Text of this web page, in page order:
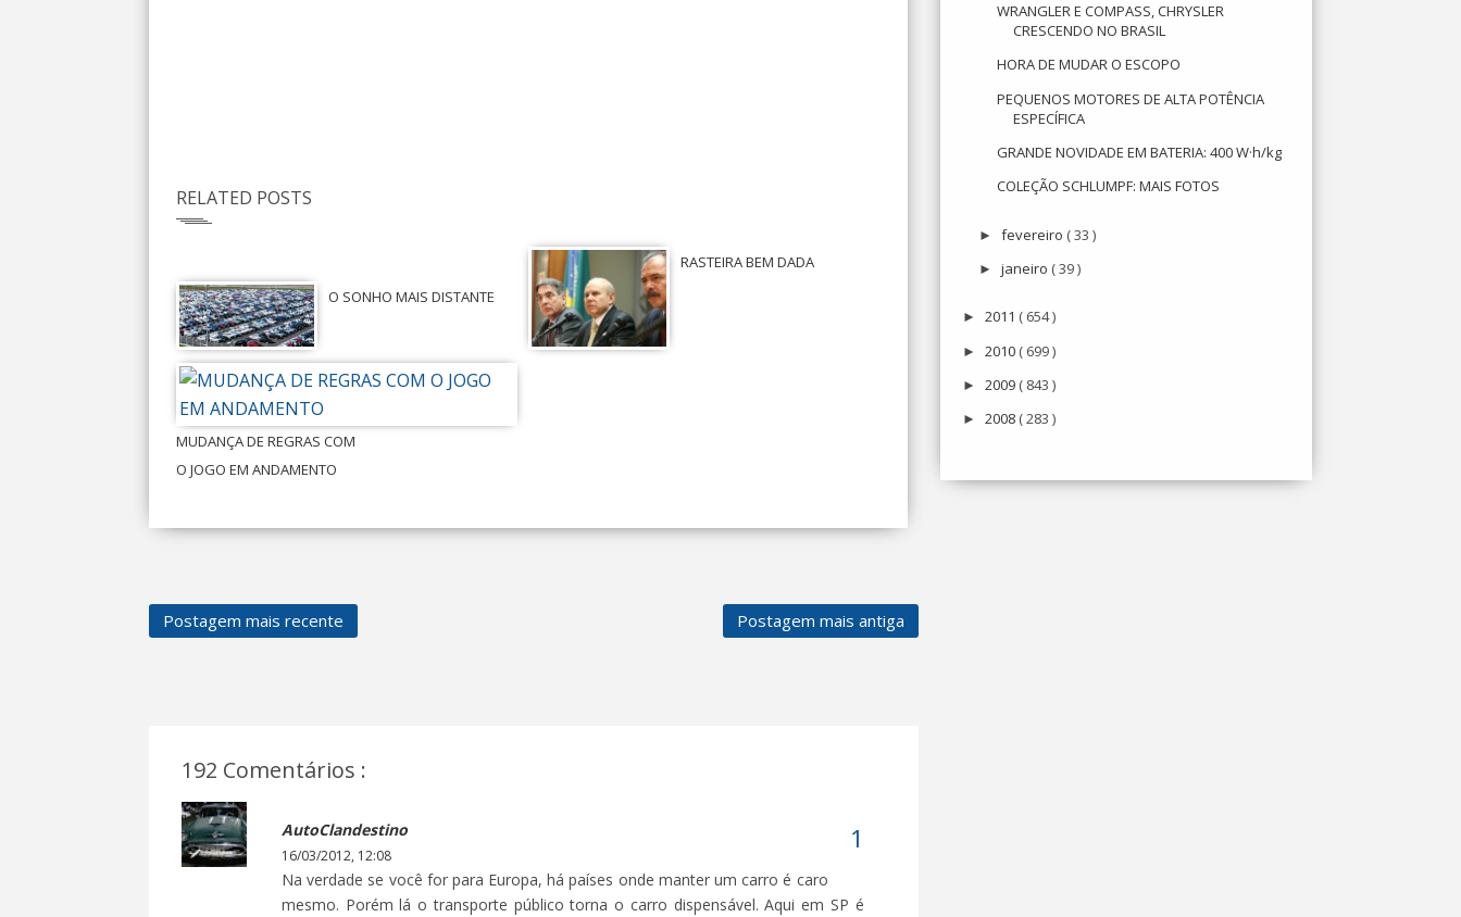
RELATED POSTS
O SONHO MAIS DISTANTE
RASTEIRA BEM DADA
MUDANÇA DE REGRAS COM
O JOGO EM ANDAMENTO
Postagem mais recente Postagem mais antiga
192 Comentários :
AutoClandestino
16/03/2012, 12:08
Na verdade se você for para Europa, há países onde manter um carro é caro
mesmo. Porém lá o transporte público torna o carro dispensável. Aqui em SP é
WRANGLER E COMPASS, CHRYSLER
CRESCENDO NO BRASIL
HORA DE MUDAR O ESCOPO
PEQUENOS MOTORES DE ALTA POTÊNCIA
ESPECÍFICA
GRANDE NOVIDADE EM BATERIA: 400 W·h/kg
COLEÇÃO SCHLUMPF: MAIS FOTOS
►fevereiro ( 33 )
►janeiro ( 39 )
► 2011 ( 654 )
► 2010 ( 699 )
► 2009 ( 843 )
► 2008 ( 283 )